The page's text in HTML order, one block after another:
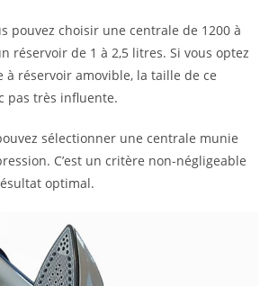
pouvez choisir une centrale de 1200 à
réservoir de 1 à 2,5 litres. Si vous optez
à réservoir amovible, la taille de ce
pas très influente.
sélectionner une centrale munie
C’est un critère non-négligeable
optimal.